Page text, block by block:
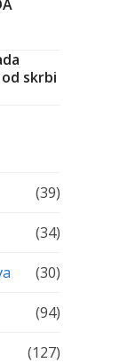
skrbi
(39)
(34)
(30)
(94)
(127)